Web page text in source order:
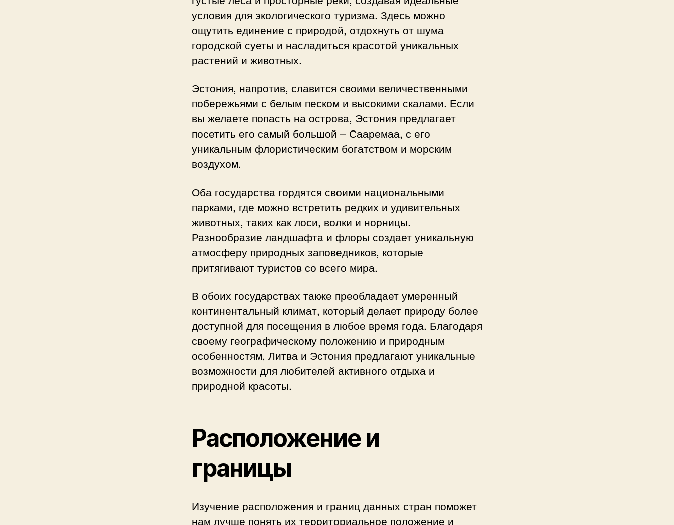
условия для экологического туризма. Здесь можно
ощутить единение с природой, отдохнуть от шума
городской суеты и насладиться красотой уникальных
растений и животных.
Эстония, напротив, славится своими величественными
побережьями с белым песком и высокими скалами. Если
вы желаете попасть на острова, Эстония предлагает
посетить его самый большой – Сааремаа, с его
уникальным флористическим богатством и морским
воздухом.
Оба государства гордятся своими национальными
парками, где можно встретить редких и удивительных
животных, таких как лоси, волки и норницы.
Разнообразие ландшафта и флоры создает уникальную
атмосферу природных заповедников, которые
притягивают туристов со всего мира.
В обоих государствах также преобладает умеренный
континентальный климат, который делает природу более
доступной для посещения в любое время года. Благодаря
своему географическому положению и природным
особенностям, Литва и Эстония предлагают уникальные
возможности для любителей активного отдыха и
природной красоты.
Расположение и
границы
Изучение расположения и границ данных стран поможет
нам лучше понять их территориальное положение и